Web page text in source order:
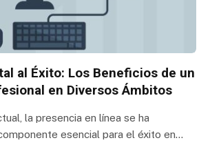
al Éxito: Los Beneficios de un
en Diversos Ámbitos
la presencia en línea se ha
esencial para el éxito en…